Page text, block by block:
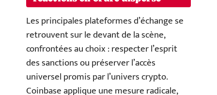
Les principales plateformes d’échange se
retrouvent sur le devant de la scène,
confrontées au choix : respecter l’esprit
des sanctions ou préserver l’accès
universel promis par l’univers crypto.
Coinbase applique une mesure radicale,